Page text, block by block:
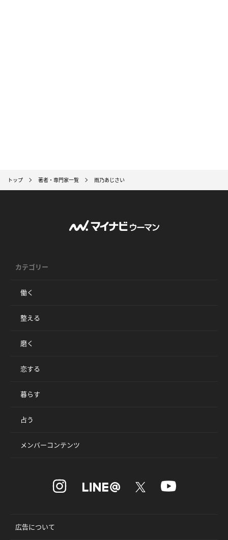
トップ 著者・専門家一覧 雨乃あじさい
カテゴリー
働く
整える
磨く
恋する
暮らす
占う
メンバーコンテンツ
広告について